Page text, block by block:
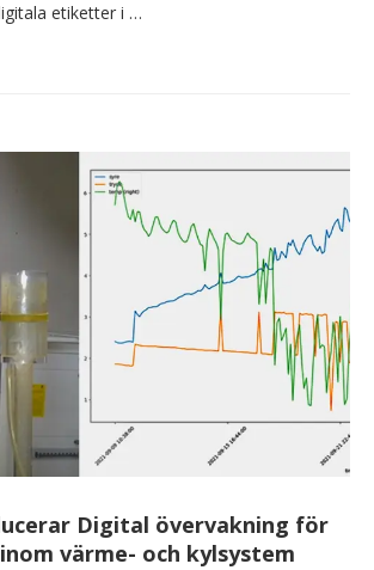
etiketter i …
Digital övervakning för
värme- och kylsystem